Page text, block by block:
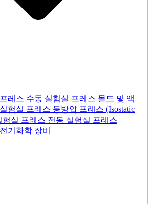
레스 수동 실험실 프레스 몰드 및 액
험실 프레스 등방압 프레스 (Isostatic
험실 프레스 전동 실험실 프레스
기화학 장비